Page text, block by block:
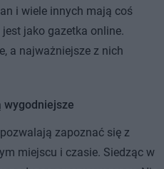
i wiele innych mają coś
jako gazetka online.
a najważniejsze z nich
wygodniejsze
zapoznać się z
miejscu i czasie. Siedząc w